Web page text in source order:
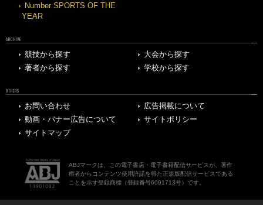
Number SPORTS OF THE
YEAR
ARCHIVE
競技から探す
大会から探す
著者から探す
学校から探す
OTHERS
お問い合わせ
広告掲載について
動画・バナー広告について
サイトポリシー
サイトマップ
ABJマークは、この電子書店・電子書籍配信サービスが、著作
権者からコンテンツ使用許諾を得た正規版配信サービスである
ことを示す登録商標（登録番号6091713号）です。